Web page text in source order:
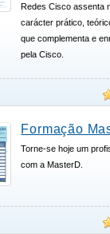
Redes Cisco assenta
carácter prático,
que complementa e
pela Cisco.
Formação
Torne-se hoje um
com a MasterD.